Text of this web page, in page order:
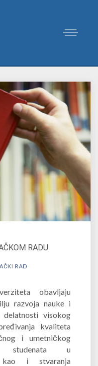
RADU
RAD
obavljaju
razvoja nauke i
delatnosti visokog
kvaliteta
i umetničkog
studenata u
kao i stvaranja